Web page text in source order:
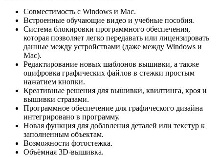
Совместимость с Windows и Mac.
Встроенные обучающие видео и учебные пособия.
Система блокировки программного обеспечения,
которая позволяет легко передавать или лицензировать
данные между устройствами (даже между Windows и
Mac).
Редактирование новых шаблонов вышивки, а также
оцифровка графических файлов в стежки простым
нажатием кнопки.
Креативные решения для вышивки, квилтинга, кроя и
вышивки стразами.
Программное обеспечение для графического дизайна
интегрировано в программу.
Новая функция для добавления деталей или текстур к
заполненным объектам.
Возможности фотостежка.
Объёмная 3D-вышивка.